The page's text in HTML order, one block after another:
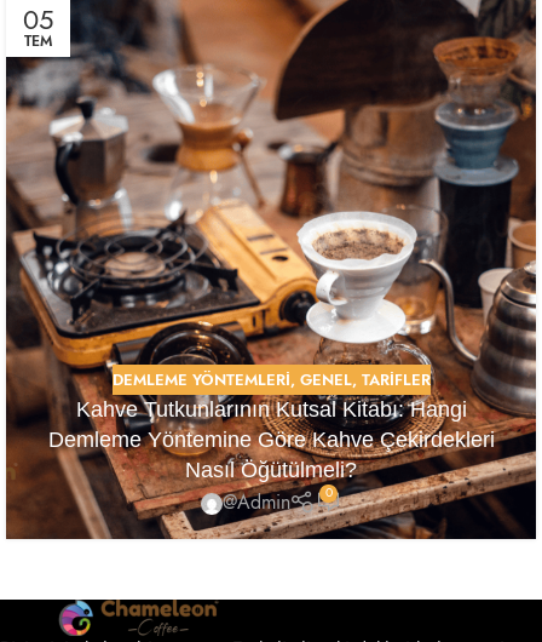
05
TEM
DEMLEME YÖNTEMLERI, GENEL, TARIFLER
Kahve Tutkunlarının Kutsal Kitabı: Hangi
Demleme Yöntemine Göre Kahve Çekirdekleri
Nasıl Öğütülmeli?
@Admin 0